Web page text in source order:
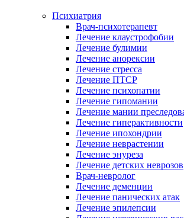
Психиатрия
Врач-психотерапевт
Лечение клаустрофобии
Лечение булимии
Лечение анорексии
Лечение стресса
Лечение ПТСР
Лечение психопатии
Лечение гипомании
Лечение мании
Лечение гиперактивности
Лечение ипохондрии
Лечение неврастении
Лечение энуреза
Лечение детских неврозов
Врач-невролог
Лечение деменции
Лечение панических атак
Лечение эпилепсии